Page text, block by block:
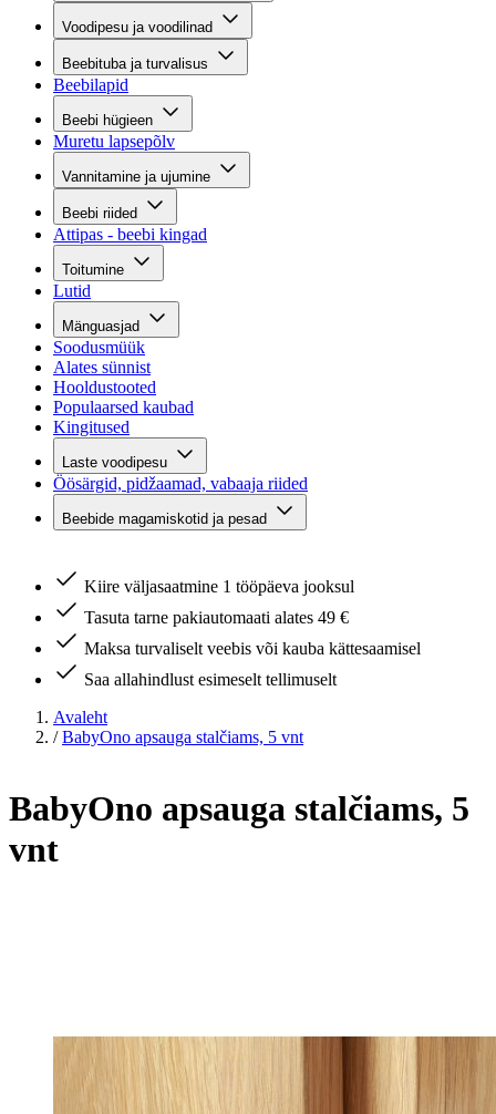
Voodipesu ja voodilinad
Beebituba ja turvalisus
Beebilapid
Beebi hügieen
Muretu lapsepõlv
Vannitamine ja ujumine
Beebi riided
Attipas - beebi kingad
Toitumine
Lutid
Mänguasjad
Soodusmüük
Alates sünnist
Hooldustooted
Populaarsed kaubad
Kingitused
Laste voodipesu
Öösärgid, pidžaamad, vabaaja riided
Beebide magamiskotid ja pesad
Kiire väljasaatmine 1 tööpäeva jooksul
Tasuta tarne pakiautomaati alates 49 €
Maksa turvaliselt veebis või kauba kättesaamisel
Saa allahindlust esimeselt tellimuselt
Avaleht
/ BabyOno apsauga stalčiams, 5 vnt
BabyOno apsauga stalčiams, 5
vnt